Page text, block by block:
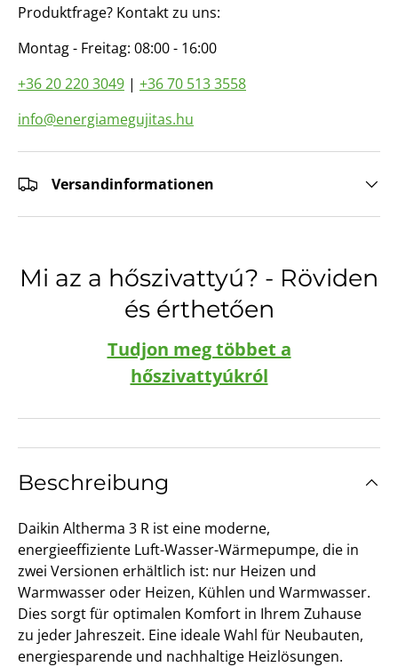
Produktfrage? Kontakt zu uns:
Montag - Freitag: 08:00 - 16:00
+36 20 220 3049 | +36 70 513 3558
info@energiamegujitas.hu
Versandinformationen
Mi az a hőszivattyú? - Röviden
és érthetően
Tudjon meg többet a
hőszivattyúkról
Beschreibung
Daikin Altherma 3 R ist eine moderne,
energieeffiziente Luft-Wasser-Wärmepumpe, die in
zwei Versionen erhältlich ist: nur Heizen und
Warmwasser oder Heizen, Kühlen und Warmwasser.
Dies sorgt für optimalen Komfort in Ihrem Zuhause
zu jeder Jahreszeit. Eine ideale Wahl für Neubauten,
energiesparende und nachhaltige Heizlösungen.